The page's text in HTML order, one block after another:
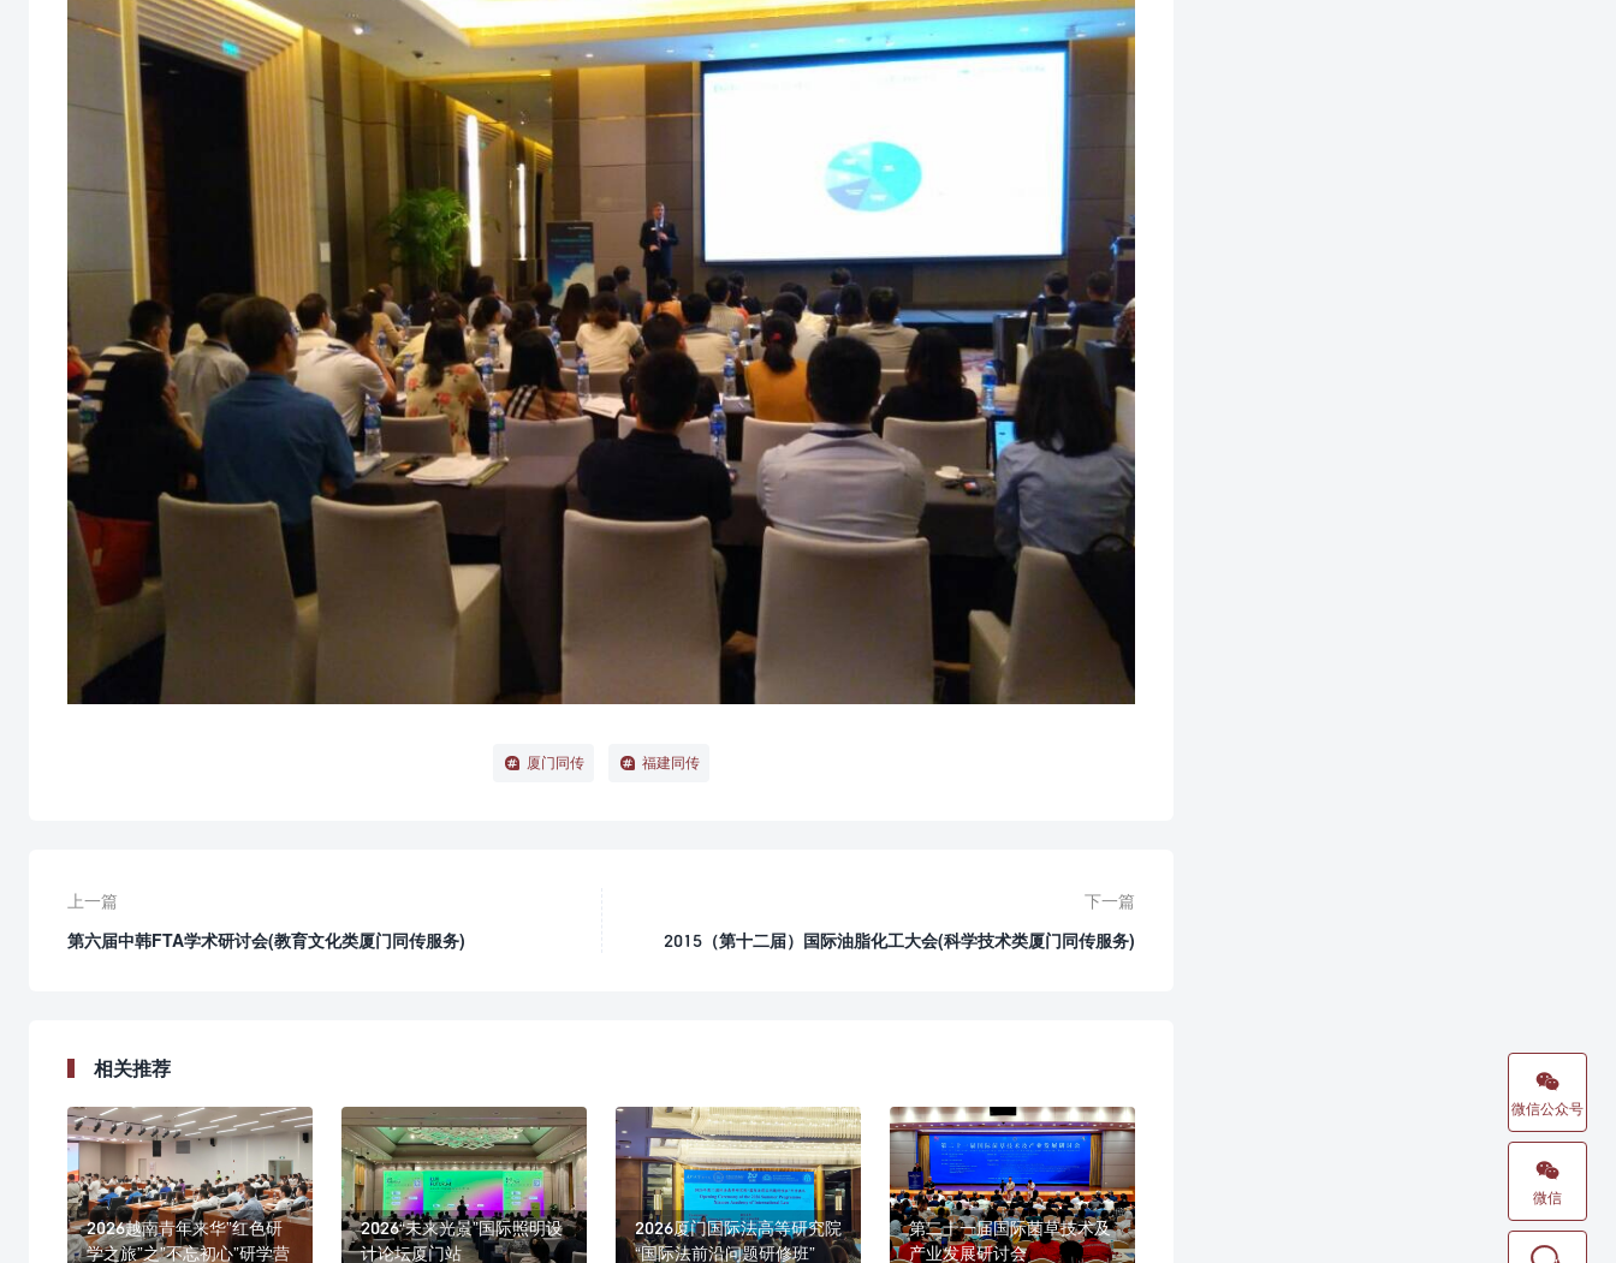
厦门同传 福建同传
上一篇
第六届中韩FTA学术研讨会(教育文化类厦门同传服务)
下一篇
2015（第十二届）国际油脂化工大会(科学技术类厦门同传服务)
相关推荐
2026越南青年来华”红色研
学之旅”之”不忘初心”研学营
2026“未来光景”国际照明设
计论坛厦门站
2026厦门国际法高等研究院
“国际法前沿问题研修班”
第二十一届国际菌草技术及
产业发展研讨会

微信公众号

微信